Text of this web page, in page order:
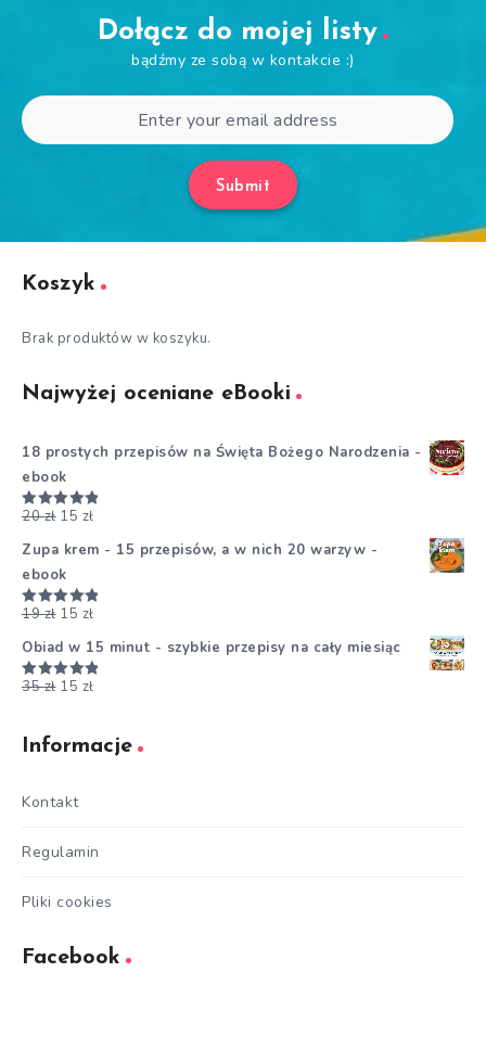
Dołącz do mojej listy
bądźmy ze sobą w kontakcie :)
Submit
Koszyk
Brak produktów w koszyku.
Najwyżej oceniane eBooki
18 prostych przepisów na Święta Bożego Narodzenia -
ebook
Oceniono
20zł 15 zł
Zupa krem - 15 przepisów, a w nich 20 warzyw -
ebook
Oceniono
19zł 15 zł
Obiad w 15 minut - szybkie przepisy na cały miesiąc
Oceniono
35zł 15 zł
Informacje
Kontakt
Regulamin
Pliki cookies
Facebook